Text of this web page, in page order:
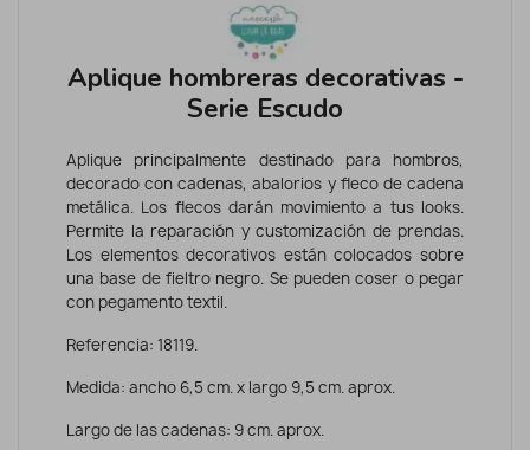
Aplique hombreras decorativas -
Serie Escudo
Aplique principalmente destinado para hombros,
decorado con cadenas, abalorios y fleco de cadena
metálica. Los flecos darán movimiento a tus looks.
Permite la reparación y customización de prendas.
Los elementos decorativos están colocados sobre
una base de fieltro negro. Se pueden coser o pegar
con pegamento textil.
Referencia: 18119.
Medida: ancho 6,5 cm. x largo 9,5 cm. aprox.
Largo de las cadenas: 9 cm. aprox.